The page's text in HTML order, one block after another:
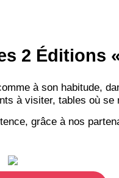
2 Éditions
à son habitude,
à visiter, tables où
grâce à nos